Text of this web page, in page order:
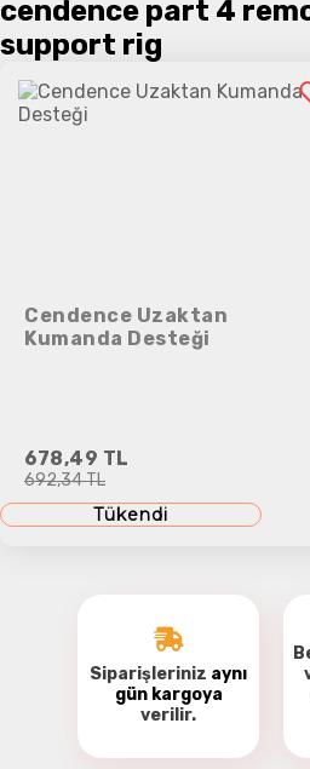
cendence part 4
support rig
Cendence Uzaktan
Kumanda Desteği
678,49 TL
692,34 TL
Tükendi
Siparişleriniz aynı
gün kargoya
verilir.